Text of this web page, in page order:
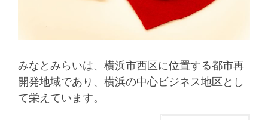
みなとみらいは、横浜市西区に位置する都市再
開発地域であり、横浜の中心ビジネス地区とし
て栄えています。